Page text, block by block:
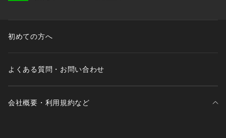
初めての方へ
よくある質問・お問い合わせ
会社概要・利用規約など